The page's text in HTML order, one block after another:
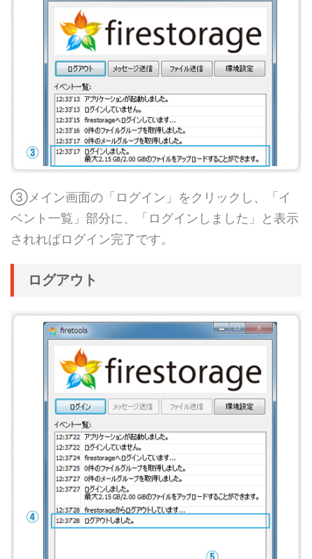
③メイン画面の「ログイン」をクリックし、「イ
ベント一覧」部分に、「ログインしました」と表示
されればログイン完了です。
ログアウト